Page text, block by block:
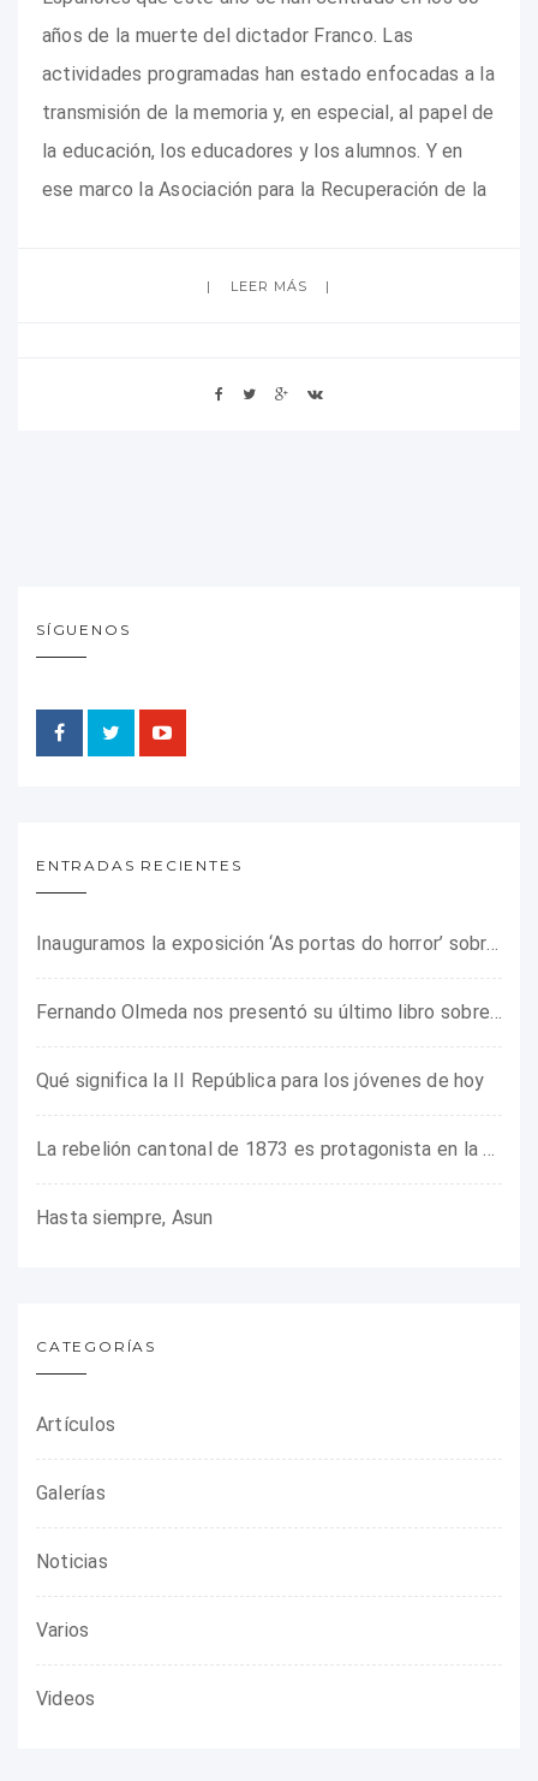
años de la muerte del dictador Franco. Las
actividades programadas han estado enfocadas a la
transmisión de la memoria y, en especial, al papel de
la educación, los educadores y los alumnos. Y en
ese marco la Asociación para la Recuperación de la
LEER MÁS
SÍGUENOS
ENTRADAS RECIENTES
Inauguramos la exposición ‘As portas do horror’ sobre el campo de concentración franquista de Camposancos
Fernando Olmeda nos presentó su último libro sobre la fotógrafa Gerda Taro
Qué significa la II República para los jóvenes de hoy
La rebelión cantonal de 1873 es protagonista en la ARMHADH
Hasta siempre, Asun
CATEGORÍAS
Artículos
Galerías
Noticias
Varios
Videos